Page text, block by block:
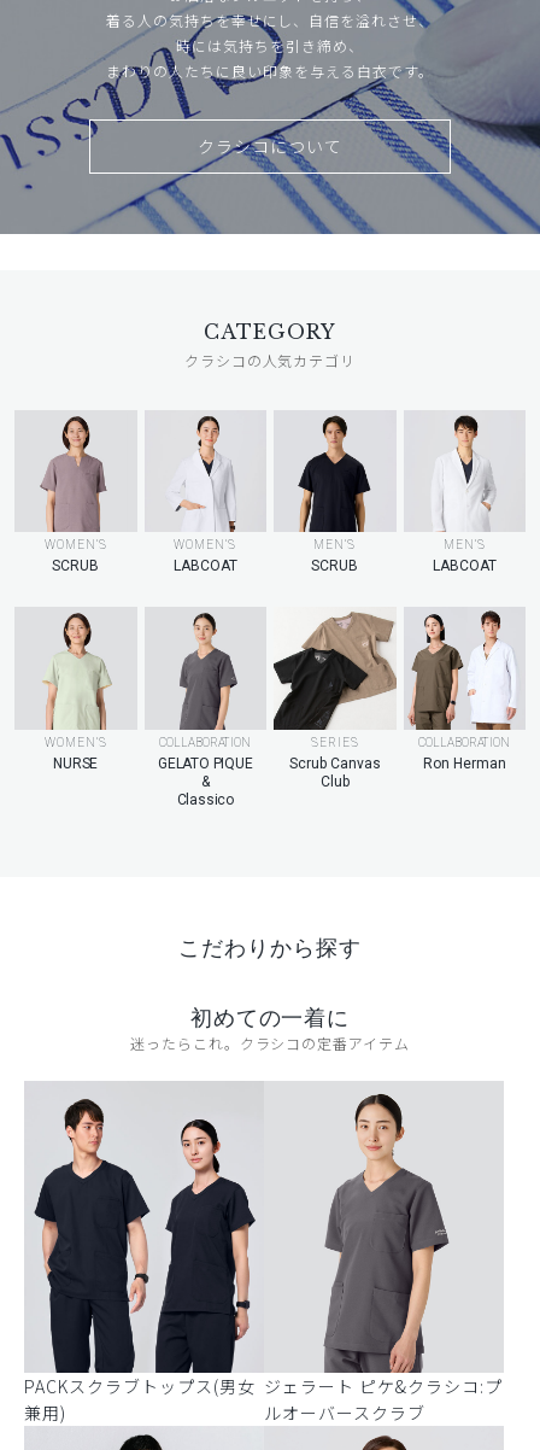
着る人の気持ちを幸せにし、自信を溢れさせ、
時には気持ちを引き締め、
まわりの人たちに良い印象を与える白衣です。
クラシコについて
CATEGORY
クラシコの人気カテゴリ
WOMEN’S
SCRUB
WOMEN’S
LABCOAT
MEN’S
SCRUB
MEN’S
LABCOAT
WOMEN’S
NURSE
COLLABORATION
GELATO PIQUE
&
Classico
SERIES
Scrub Canvas
Club
COLLABORATION
Ron Herman
こだわりから探す
初めての一着に
迷ったらこれ。クラシコの定番アイテム
PACKスクラブトップス(男女
兼用)
ジェラート ピケ&クラシコ:プ
ルオーバースクラブ